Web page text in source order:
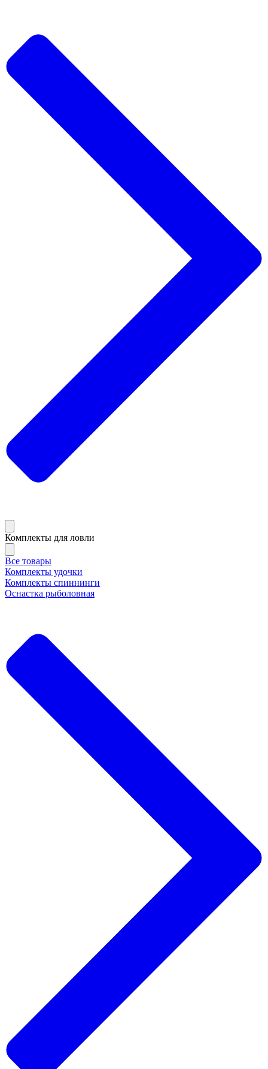
Комплекты для ловли
Все товары
Комплекты удочки
Комплекты спиннинги
Оснастка рыболовная